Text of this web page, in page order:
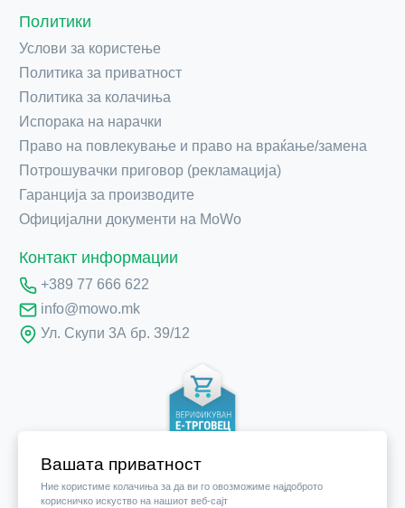
Вашата приватност
Ние користиме колачиња за да ви го овозможиме најдоброто
корисничко искуство на нашиот веб-сајт
Политики
Услови за користење
Политика за приватност
Политика за колачиња
Испорака на нарачки
Право на повлекување и право на враќање/замена
Потрошувачки приговор (рекламација)
Гаранција за производите
Официјални документи на MoWo
Контакт информации
+389 77 666 622
info@mowo.mk
Ул. Скупи 3А бр. 39/12